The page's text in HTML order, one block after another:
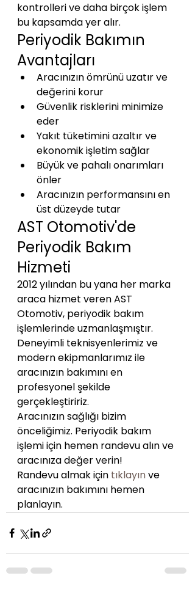
kontrolleri ve daha birçok işlem
bu kapsamda yer alır.
Periyodik Bakımın
Avantajları
Aracınızın ömrünü uzatır ve
değerini korur
Güvenlik risklerini minimize
eder
Yakıt tüketimini azaltır ve
ekonomik işletim sağlar
Büyük ve pahalı onarımları
önler
Aracınızın performansını en
üst düzeyde tutar
AST Otomotiv'de
Periyodik Bakım
Hizmeti
2012 yılından bu yana her marka
araca hizmet veren AST
Otomotiv, periyodik bakım
işlemlerinde uzmanlaşmıştır.
Deneyimli teknisyenlerimiz ve
modern ekipmanlarımız ile
aracınızın bakımını en
profesyonel şekilde
gerçekleştiririz.
Aracınızın sağlığı bizim
önceliğimiz. Periyodik bakım
işlemi için hemen randevu alın ve
aracınıza değer verin!
Randevu almak için tıklayın ve
aracınızın bakımını hemen
planlayın.